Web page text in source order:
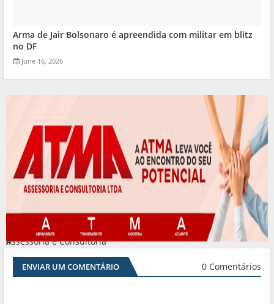
Arma de Jair Bolsonaro é apreendida com militar em blitz
no DF
June 16, 2026
Assessoria e Consultoria
#
ENVIAR UM COMENTÁRIO 0 Comentários